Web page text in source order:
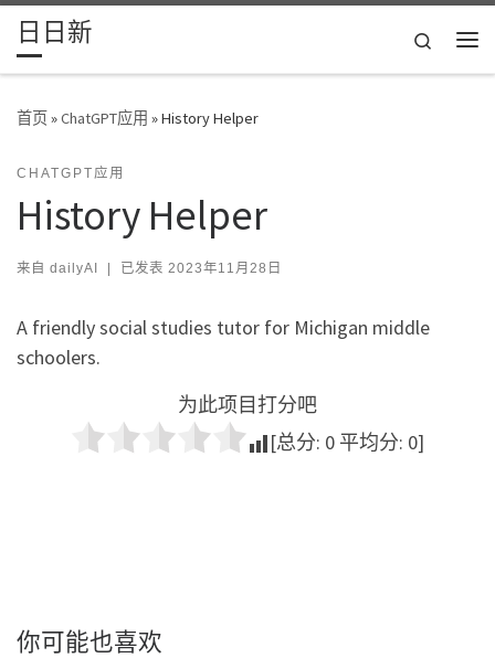
Skip to content
日日新
Search
首页»ChatGPT应用 »History Helper
CHATGPT应用
History Helper
来自 dailyAI | 已发表 2023年11月28日
A friendly social studies tutor for Michigan middle
schoolers.
为此项目打分吧
[总分: 0 平均分: 0]
你可能也喜欢